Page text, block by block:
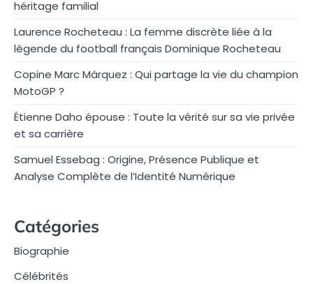
héritage familial
Laurence Rocheteau : La femme discrète liée à la
légende du football français Dominique Rocheteau
Copine Marc Márquez : Qui partage la vie du champion
MotoGP ?
Étienne Daho épouse : Toute la vérité sur sa vie privée
et sa carrière
Samuel Essebag : Origine, Présence Publique et
Analyse Complète de l’Identité Numérique
Catégories
Biographie
Célébrités